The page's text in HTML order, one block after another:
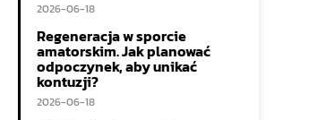
2026-06-18
Regeneracja w sporcie
amatorskim. Jak planować
odpoczynek, aby unikać
kontuzji?
2026-06-18